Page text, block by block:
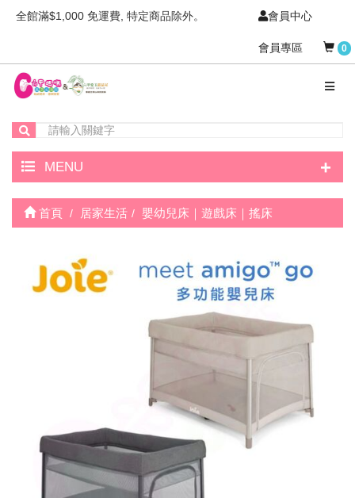
全館滿$1,000 免運費, 特定商品除外。 會員中心
會員專區 0
MENU +
首頁 居家生活 嬰幼兒床｜遊戲床｜搖床